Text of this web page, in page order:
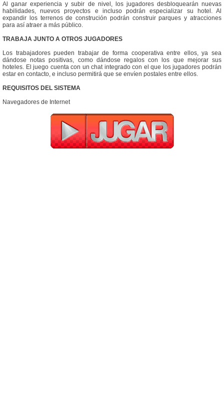
Al ganar experiencia y subir de nivel, los jugadores desbloquearán nuevas
habilidades, nuevos proyectos e incluso podrán especializar su hotel. Al
expandir los terrenos de construción podrán construir parques y atracciones
para así atraer a más público.
TRABAJA JUNTO A OTROS JUGADORES
Los trabajadores pueden trabajar de forma cooperativa entre ellos, ya sea
dándose notas positivas, como dándose regalos con los que mejorar sus
hoteles. El juego cuenta con un chat integrado con el que los jugadores podrán
estar en contacto, e incluso permitirá que se envíen postales entre ellos.
REQUISITOS DEL SISTEMA
Navegadores de Internet